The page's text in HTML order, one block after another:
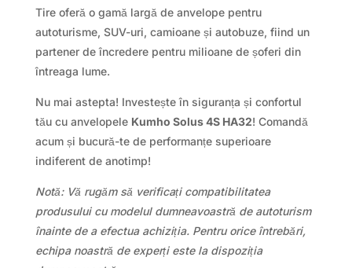
Tire oferă o gamă largă de anvelope pentru
autoturisme, SUV-uri, camioane și autobuze, fiind un
partener de încredere pentru milioane de șoferi din
întreaga lume.
Nu mai astepta! Investește în siguranța și confortul
tău cu anvelopele Kumho Solus 4S HA32! Comandă
acum și bucură-te de performanțe superioare
indiferent de anotimp!
Notă: Vă rugăm să verificați compatibilitatea
produsului cu modelul dumneavoastră de autoturism
înainte de a efectua achiziția. Pentru orice întrebări,
echipa noastră de experți este la dispoziția